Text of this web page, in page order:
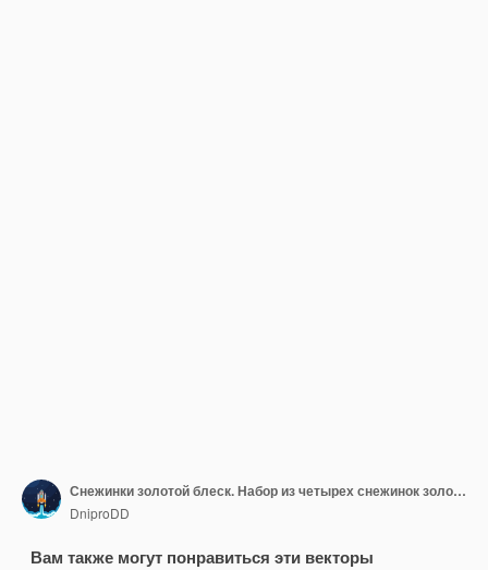
Снежинки золотой блеск. Набор из четырех снежинок золотой блеск на синем фоне. Рождественские и новогодние элементы декора. Векторная иллюстрация.
DniproDD
Вам также могут понравиться эти векторы